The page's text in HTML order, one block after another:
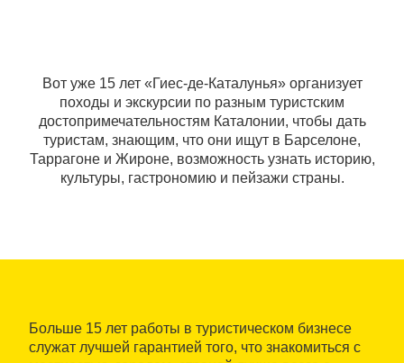
Вот уже 15 лет «Гиес-де-Каталунья» организует
походы и экскурсии по разным туристским
достопримечательностям Каталонии, чтобы дать
туристам, знающим, что они ищут в Барселоне,
Таррагоне и Жироне, возможность узнать историю,
культуры, гастрономию и пейзажи страны.
Больше 15 лет работы в туристическом бизнесе
служат лучшей гарантией того, что знакомиться с